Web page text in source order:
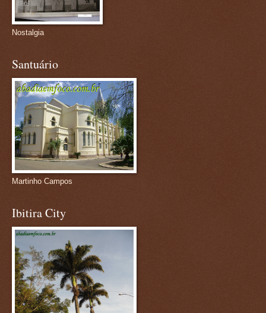
Nostalgia
Santuário
Martinho Campos
Ibitira City